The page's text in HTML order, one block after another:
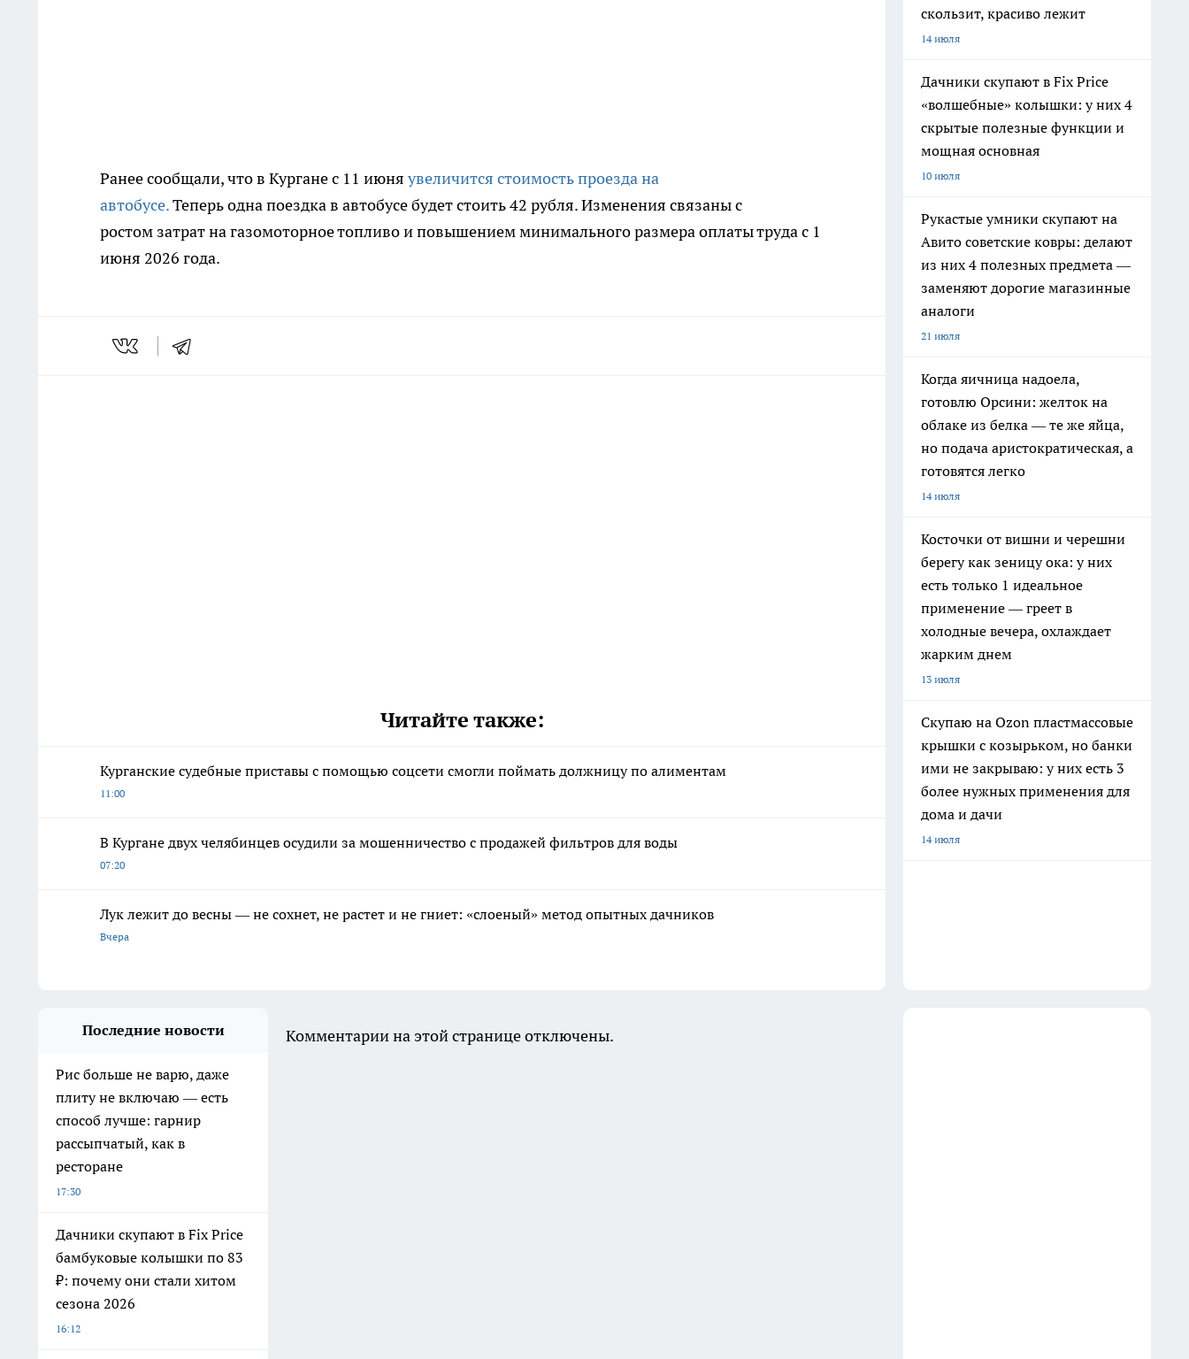
Ранее сообщали, что в Кургане с 11 июня увеличится стоимость проезда на
автобусе.Теперь одна поездка в автобусе будет стоить 42 рубля. Изменения связаны с
ростом затрат на газомоторное топливо и повышением минимального размера оплаты труда с 1
июня 2026 года.
Читайте также:
Курганские судебные приставы с помощью соцсети смогли поймать должницу по алиментам
11:00
В Кургане двух челябинцев осудили за мошенничество с продажей фильтров для воды
07:20
Лук лежит до весны — не сохнет, не растет и не гниет: «слоеный» метод опытных дачников
Вчера
скользит, красиво лежит
14 июля
Дачники скупают в Fix Price
«волшебные» колышки: у них 4
скрытые полезные функции и
мощная основная
10 июля
Рукастые умники скупают на
Авито советские ковры: делают
из них 4 полезных предмета —
заменяют дорогие магазинные
аналоги
21 июля
Когда яичница надоела,
готовлю Орсини: желток на
облаке из белка — те же яйца,
но подача аристократическая, а
готовятся легко
14 июля
Косточки от вишни и черешни
берегу как зеницу ока: у них
есть только 1 идеальное
применение — греет в
холодные вечера, охлаждает
жарким днем
13 июля
Скупаю на Ozon пластмассовые
крышки с козырьком, но банки
ими не закрываю: у них есть 3
более нужных применения для
дома и дачи
14 июля
Последние новости
Рис больше не варю, даже
плиту не включаю — есть
способ лучше: гарнир
рассыпчатый, как в
ресторане
17:30
Дачники скупают в Fix Price
бамбуковые колышки по 83
₽: почему они стали хитом
сезона 2026
16:12
Комментарии на этой странице отключены.